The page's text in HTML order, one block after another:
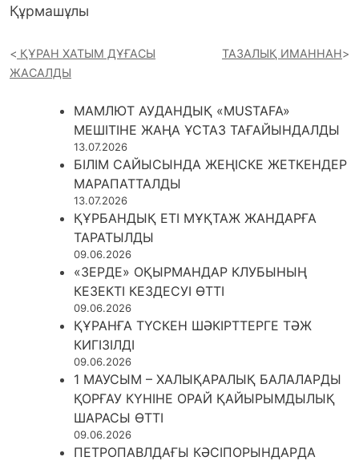
Құрмашұлы
ҚҰРАН ХАТЫМ ДҰҒАСЫ
ЖАСАЛДЫ
ТАЗАЛЫҚ ИМАННАН
МАМЛЮТ АУДАНДЫҚ «MUSTAFA»
МЕШІТІНЕ ЖАҢА ҰСТАЗ ТАҒАЙЫНДАЛДЫ
13.07.2026
БІЛІМ САЙЫСЫНДА ЖЕҢІСКЕ ЖЕТКЕНДЕР
МАРАПАТТАЛДЫ
13.07.2026
ҚҰРБАНДЫҚ ЕТІ МҰҚТАЖ ЖАНДАРҒА
ТАРАТЫЛДЫ
09.06.2026
«ЗЕРДЕ» ОҚЫРМАНДАР КЛУБЫНЫҢ
КЕЗЕКТІ КЕЗДЕСУІ ӨТТІ
09.06.2026
ҚҰРАНҒА ТҮСКЕН ШӘКІРТТЕРГЕ ТӘЖ
КИГІЗІЛДІ
09.06.2026
1 МАУСЫМ – ХАЛЫҚАРАЛЫҚ БАЛАЛАРДЫ
ҚОРҒАУ КҮНІНЕ ОРАЙ ҚАЙЫРЫМДЫЛЫҚ
ШАРАСЫ ӨТТІ
09.06.2026
ПЕТРОПАВЛДАҒЫ КӘСІПОРЫНДАРДА